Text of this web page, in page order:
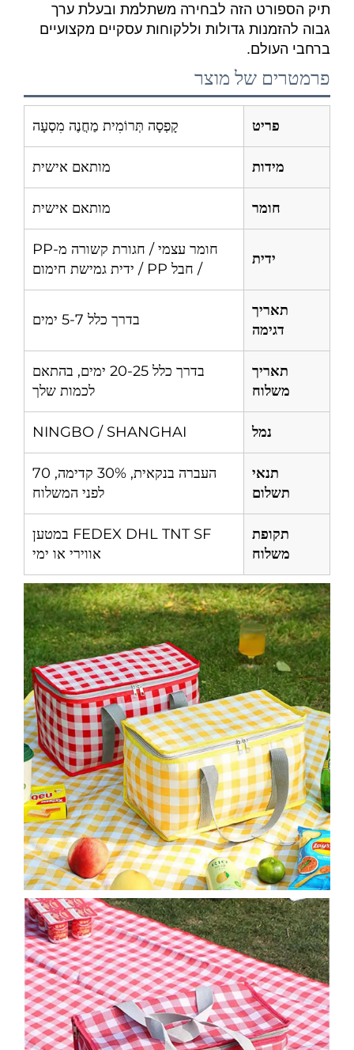
תיק הספורט הזה לבחירה משתלמת ובעלת ערך
גבוה להזמנות גדולות וללקוחות עסקיים מקצועיים
ברחבי העולם.
פרמטרים של מוצר
פריט קָפְסָה תְּרוֹמִית מַחֲנֶה מִסְעָה
מידות מותאם אישית
חומר מותאם אישית
ידית
חומר עצמי / חגורת קשורה מ-PP
/ חבל PP / ידית גמישת חימום
תאריך
דגימה
בדרך כלל 5-7 ימים
תאריך
משלוח
בדרך כלל 20-25 ימים, בהתאם
לכמות שלך
נמל NINGBO / SHANGHAI
תנאי
תשלום
העברה בנקאית, 30% קדימה, 70
לפני המשלוח
תקופת
משלוח
FEDEX DHL TNT SF במטען
אווירי או ימי